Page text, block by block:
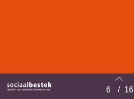
Terug naar overzicht 6 / 16